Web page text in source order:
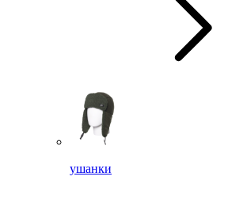
ушанки